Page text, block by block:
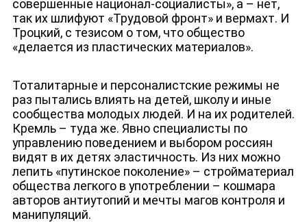
ДЕПУТАТЫ К СЪЕЗДУ
совершенные национал-социалисты», а – нет,
так их шлифуют «Трудовой фронт» и вермахт. И
Троцкий, с тезисом о том, что общество
«делается из пластических материалов».
Тоталитарные и персоналистские режимы не
раз пытались влиять на детей, школу и иные
сообщества молодых людей. И на их родителей.
Кремль – туда же. Явно специалисты по
управлению поведением и выбором россиян
видят в их детях эластичность. Из них можно
лепить «путинское поколение» – стройматериал
общества легкого в употреблении – кошмара
авторов антиутопий и мечты магов контроля и
манипуляций.